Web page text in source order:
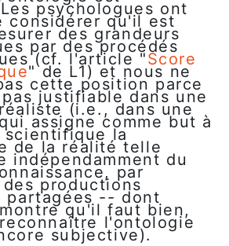
psychologues ont
considérer qu'il est
des grandeurs
par des procédés
(cf. l'article "Score
" de L1) et nous ne
cette position parce
justifiable dans une
(i.e., dans une
assigne comme but à
scientifique la
de la réalité telle
indépendamment du
par
productions
partagées -- dont
qu'il faut bien,
l'ontologie
subjective).